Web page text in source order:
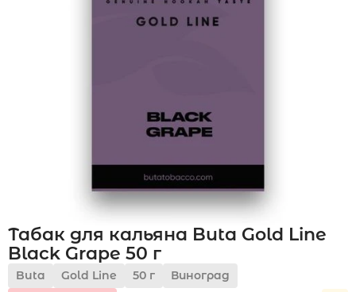
Укр
Табак для кальяна Buta Gold Line
Black Grape 50 г
Buta Gold Line 50 г
Виноград